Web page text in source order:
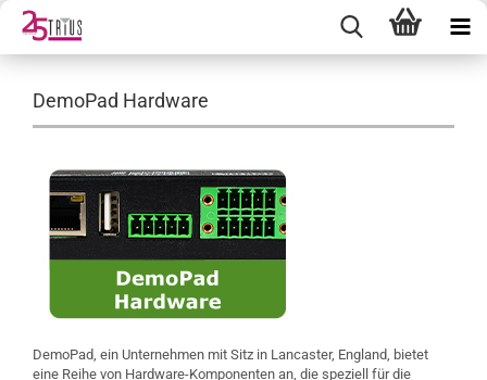
DemoPad Hardware
DemoPad, ein Unternehmen mit Sitz in Lancaster, England, bietet
eine Reihe von Hardware-Komponenten an, die speziell für die